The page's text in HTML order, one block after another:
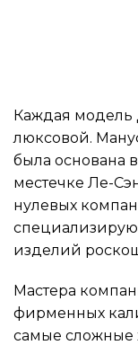
Каждая модель
люксовой.
была основана
местечке Ле-
нулевых
изделий
Мастера
фирменных
самые сложные